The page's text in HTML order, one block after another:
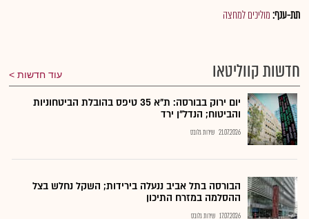
תת-ענף:מוליכים למחצה
חדשות קווליטאו עוד חדשות
יום ירוק בבורסה: ת"א 35 טיפס בהובלת הביטחוניות
והביטוח; הנדל"ן ירד
21.07.2026 שירות גלובס
הבורסה בתל אביב ננעלה בירידות; השקל נחלש בצל
ההסלמה במזרח התיכון
17.07.2026 שירות גלובס